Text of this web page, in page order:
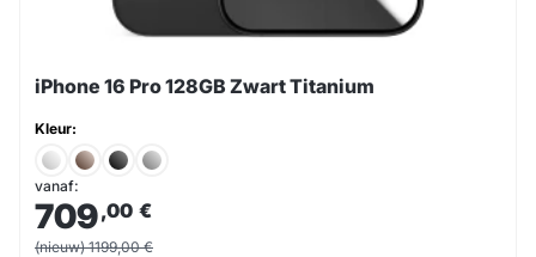
iPhone 16 Pro 128GB Zwart Titanium
Kleur:
vanaf:
709,00 €
(nieuw) 1199,00 €